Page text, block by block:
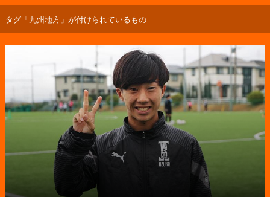
タグ「九州地方」が付けられているもの